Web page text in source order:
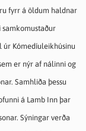
fyrr á öldum haldnar
samkomustaður
úr Kómedíuleikhúsinu
er nýr af nálinni og
Samhliða þessu
á Lamb Inn þar
Sýningar verða